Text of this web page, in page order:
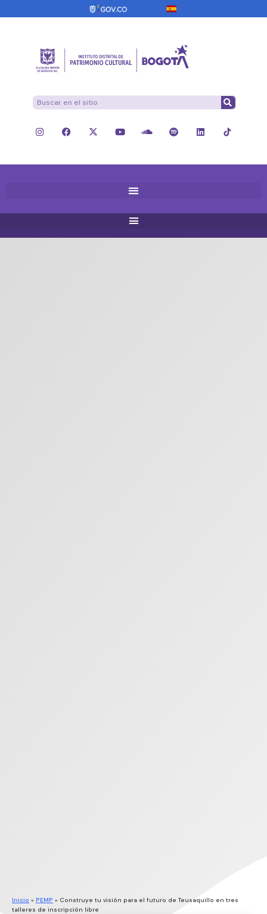
Inicio » PEMP » Construye tu visión para el futuro de Teusaquillo en tres
talleres de inscripción libre